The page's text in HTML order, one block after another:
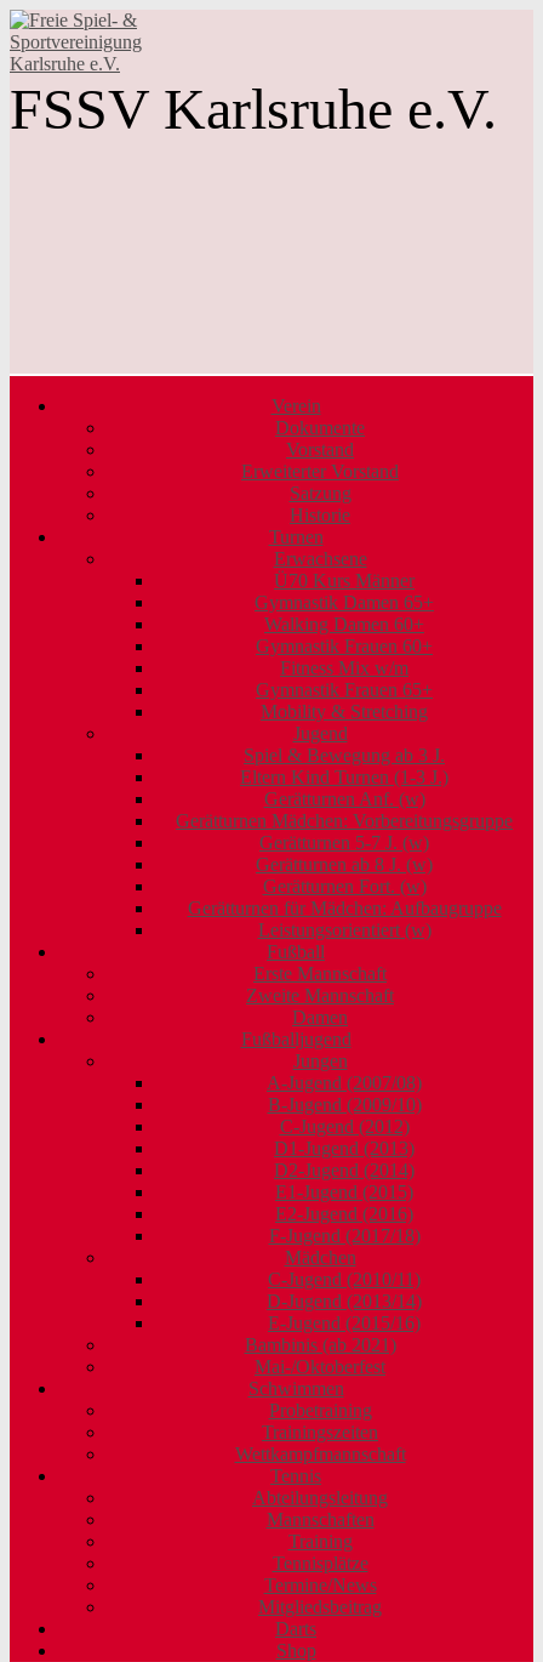
FSSV Karlsruhe e.V.
Verein
Dokumente
Vorstand
Erweiterter Vorstand
Satzung
Historie
Turnen
Erwachsene
Ü70 Kurs Männer
Gymnastik Damen 65+
Walking Damen 60+
Gymnastik Frauen 60+
Fitness Mix w/m
Gymnastik Frauen 65+
Mobility & Stretching
Jugend
Spiel & Bewegung ab 3 J.
Eltern Kind Turnen (1-3 J.)
Gerätturnen Anf. (w)
Gerätturnen Mädchen: Vorbereitungsgruppe
Gerätturnen 5-7 J. (w)
Gerätturnen ab 8 J. (w)
Gerätturnen Fort. (w)
Gerätturnen für Mädchen: Aufbaugruppe
Leistungsorientiert (w)
Fußball
Erste Mannschaft
Zweite Mannschaft
Damen
Fußballjugend
Jungen
A-Jugend (2007/08)
B-Jugend (2009/10)
C-Jugend (2012)
D1-Jugend (2013)
D2-Jugend (2014)
E1-Jugend (2015)
E2-Jugend (2016)
F-Jugend (2017/18)
Mädchen
C-Jugend (2010/11)
D-Jugend (2013/14)
E-Jugend (2015/16)
Bambinis (ab 2021)
Mai-/Oktoberfest
Schwimmen
Probetraining
Trainingszeiten
Wettkampfmannschaft
Tennis
Abteilungsleitung
Mannschaften
Training
Tennisplätze
Termine/News
Mitgliedsbeitrag
Darts
Shop